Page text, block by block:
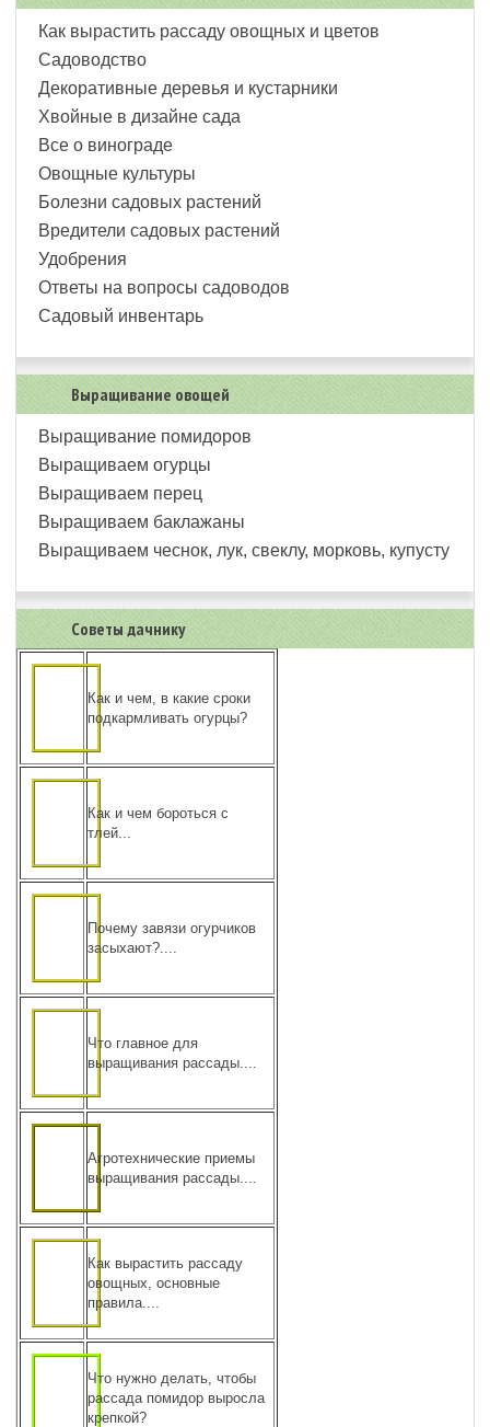
Как вырастить рассаду овощных и цветов
Садоводство
Декоративные деревья и кустарники
Хвойные в дизайне сада
Все о винограде
Овощные культуры
Болезни садовых растений
Вредители садовых растений
Удобрения
Ответы на вопросы садоводов
Садовый инвентарь
Выращивание овощей
Выращивание помидоров
Выращиваем огурцы
Выращиваем перец
Выращиваем баклажаны
Выращиваем чеснок, лук, свеклу, морковь, купусту
Советы дачнику
Как и чем, в какие сроки
подкармливать огурцы?
Как и чем бороться с
тлей...
Почему завязи огурчиков
засыхают?....
Что главное для
выращивания рассады....
Агротехнические приемы
выращивания рассады....
Как вырастить рассаду
овощных, основные
правила....
Что нужно делать, чтобы
рассада помидор выросла
крепкой?